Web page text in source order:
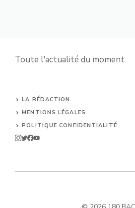
Toute l'actualité du moment
LA RÉDACTION
MENTIONS LÉGALES
POLITIQUE CONFIDENTIALITÉ